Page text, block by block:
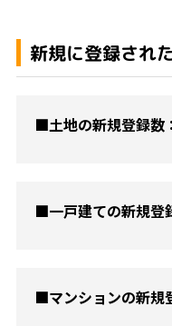
新規に登録され
■土地の新規登録数
■一戸建ての新規登
■マンションの新規